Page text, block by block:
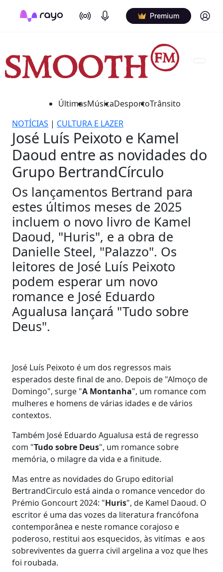
On Air Podcasts Premium Log in
ÚltimasMúsicaDesportoTrânsito
NOTÍCIAS | CULTURA E LAZER
José Luís Peixoto e Kamel
Daoud entre as novidades do
Grupo BertrandCírculo
Os lançamentos Bertrand para
estes últimos meses de 2025
incluem o novo livro de Kamel
Daoud, "Huris", e a obra de
Danielle Steel, "Palazzo". Os
leitores de José Luís Peixoto
podem esperar um novo
romance e José Eduardo
Agualusa lançará "Tudo sobre
Deus".
José Luís Peixoto é um dos regressos mais
esperados deste final de ano. Depois de "Almoço de
Domingo", surge "A Montanha", um romance com
mulheres e homens de várias idades e de vários
contextos.
Também José Eduardo Agualusa está de regresso
com "Tudo sobre Deus", um romance sobre
memória, o milagre da vida e a finitude.
Mas entre as novidades do Grupo editorial
BertrandCirculo está ainda o romance vencedor do
Prémio Goncourt 2024: "Huris", de Kamel Daoud. O
escritor é uma das vozes da literatura francófona
contemporânea e neste romance corajoso e
poderoso, restitui aos esquecidos, às vitímas e aos
sobreviventes da guerra civil argelina a voz que lhes
foi roubada.